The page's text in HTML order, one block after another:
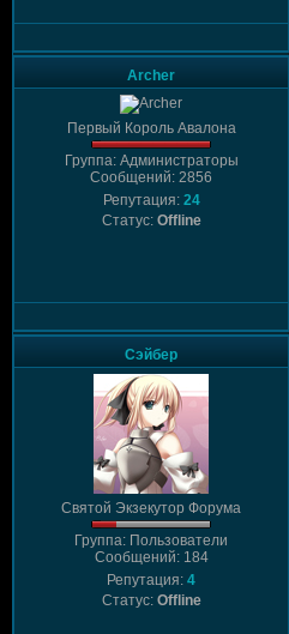
Archer
Первый Король Авалона
Группа: Администраторы
Сообщений: 2856
Репутация: 24
Статус: Offline
Сэйбер
Святой Экзекутор Форума
Группа: Пользователи
Сообщений: 184
Репутация: 4
Статус: Offline